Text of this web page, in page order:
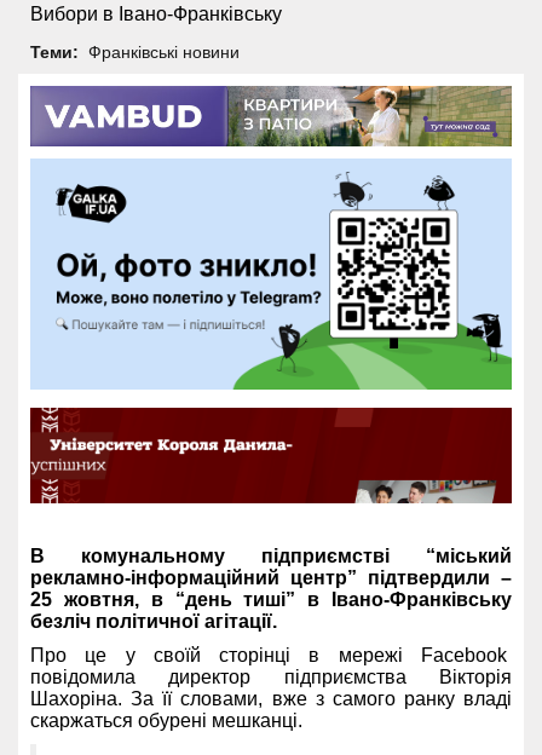
Вибори в Івано-Франківську
Теми: Франківські новини
В комунальному підприємстві “міський
рекламно-інформаційний центр” підтвердили –
25 жовтня, в “день тиші” в Івано-Франківську
безліч політичної агітації.
Про це у своїй сторінці в мережі Facebook
повідомила директор підприємства Вікторія
Шахоріна. За її словами, вже з самого ранку владі
скаржаться обурені мешканці.